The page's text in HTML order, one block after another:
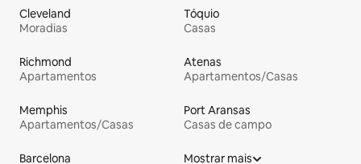
Cleveland
Moradias
Tóquio
Casas
Richmond
Apartamentos
Atenas
Apartamentos/Casas
Memphis
Apartamentos/Casas
Port Aransas
Casas de campo
Barcelona
Mostrar mais